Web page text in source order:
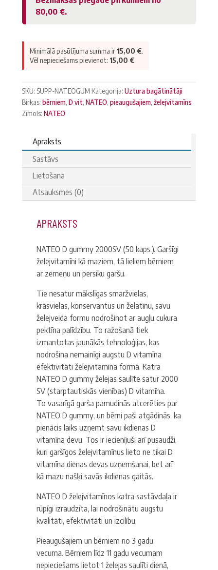
2000SV
gab.)
80,00 €.
Minimālā pasūtījuma summa ir 15,00 €.
Vēl nepieciešams pievienot: 15,00 €
SKU: SUPP-NATEOGUM Kategorija: Uztura bagātinātāji
Birkas: bērniem, D vit, NATEO, pieaugušajiem, želejvitamīns
Zīmols: NATEO
Apraksts
Sastāvs
Lietošana
Atsauksmes (0)
APRAKSTS
NATEO D gummy 2000SV (50 kaps.). Garšīgi
želejvitamīni kā maziem, tā lieliem bērniem
ar zemeņu un persiku garšu.
Tie nesatur mākslīgas smaržvielas,
krāsvielas, konservantus un želatīnu, savu
želejveida formu nodrošinot ar augļu cukura
pektīna palīdzību. To ražošanā tiek
izmantotas jaunākās tehnoloģijas, kas
nodrošina nemainīgi augstu D vitamīna
efektivitāti želejvitamīna formā. Katra
NATEO D gummy želejas saulīte satur 2000
SV (starptautiskās vienības) D vitamīna.
To vasarīgā garša pamudinās atcerēties par
NATEO D gummy, un bērni paši atgādinās, ka
pienācis laiks uzņemt savu ikdienas D
vitamīna devu. Tos ir iecienījuši arī pusaudži,
kuri garšīgos želejvitamīnus lieto ne tikai D
vitamīna dienas devas uzņemšanai, bet arī
kā mazu našķi savās ikdienas gaitās.
NATEO D želejvitamīnos katra sastāvdaļa ir
rūpīgi izraudzīta, lai nodrošinātu augstu
kvalitāti, efektivitāti un izcilību.
Pieaugušajiem un bērniem no 3 gadu
vecuma. Bērniem līdz 11 gadu vecumam
nepieciešams lietot 1 želejas saulīti dienā,